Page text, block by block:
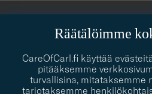
Räätälöimme
CareOfCarl.fi käyttää
pitääksemme
turvallisina, mitataksemme
tarjotaksemme
contact@careofcarl.com
PUKEUTUMISNEUVONTA
Kaipaatko apua oman tyylisi
mielellämme!
PUKEUTUMISNEUVONTA